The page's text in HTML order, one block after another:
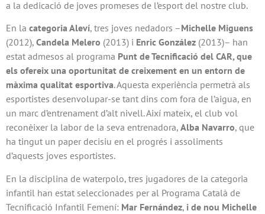
a la dedicació de joves promeses de l’esport del nostre club.
En la categoria Aleví, tres joves nedadors –Michelle Miguens
(2012), Candela Melero (2013) i Enric González (2013)– han
estat admesos al programa Punt de Tecnificació del CAR, que
els ofereix una oportunitat de creixement en un entorn de
màxima qualitat esportiva. Aquesta experiència permetrà als
esportistes desenvolupar-se tant dins com fora de l’aigua, en
un marc d’entrenament d’alt nivell. Així mateix, el club vol
reconèixer la labor de la seva entrenadora, Alba Navarro, que
ha tingut un paper decisiu en el progrés i assoliments
d’aquests joves esportistes.
En la disciplina de waterpolo, tres jugadores de la categoria
infantil han estat seleccionades per al Programa Català de
Tecnificació Infantil Femení: Mar Fernández, i de nou Michelle